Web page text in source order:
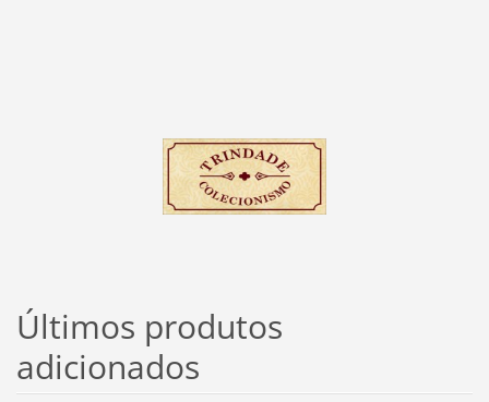
Últimos produtos
adicionados